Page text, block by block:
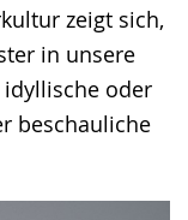
zeigt sich,
in unsere
oder
beschauliche